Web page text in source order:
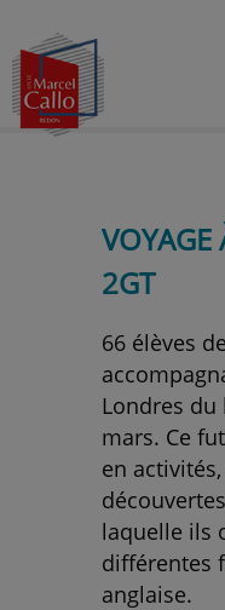
VOYAGE
2GT
66 élèves
Londres
mars. Ce
en
laquelle ils
différentes
anglaise.